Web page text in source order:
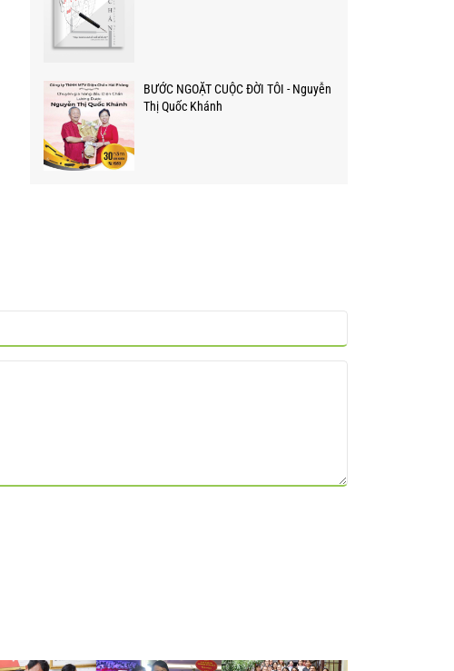
BƯỚC NGOẶT CUỘC ĐỜI TÔI - Nguyễn
Thị Quốc Khánh